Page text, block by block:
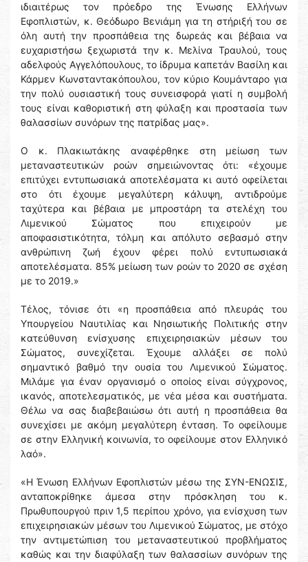
ιδιαιτέρως τον πρόεδρο της Ένωσης Ελλήνων
Εφοπλιστών, κ. Θεόδωρο Βενιάμη για τη στήριξή του σε
όλη αυτή την προσπάθεια της δωρεάς και βέβαια να
ευχαριστήσω ξεχωριστά την κ. Μελίνα Τραυλού, τους
αδελφούς Αγγελόπουλους, το ίδρυμα καπετάν Βασίλη και
Κάρμεν Κωνσταντακόπουλου, τον κύριο Κουμάνταρο για
την πολύ ουσιαστική τους συνεισφορά γιατί η συμβολή
τους είναι καθοριστική στη φύλαξη και προστασία των
θαλασσίων συνόρων της πατρίδας μας».
Ο κ. Πλακιωτάκης αναφέρθηκε στη μείωση των
μεταναστευτικών ροών σημειώνοντας ότι: «έχουμε
επιτύχει εντυπωσιακά αποτελέσματα κι αυτό οφείλεται
στο ότι έχουμε μεγαλύτερη κάλυψη, αντιδρούμε
ταχύτερα και βέβαια με μπροστάρη τα στελέχη του
Λιμενικού Σώματος που επιχειρούν με
αποφασιστικότητα, τόλμη και απόλυτο σεβασμό στην
ανθρώπινη ζωή έχουν φέρει πολύ εντυπωσιακά
αποτελέσματα. 85% μείωση των ροών το 2020 σε σχέση
με το 2019.»
Τέλος, τόνισε ότι «η προσπάθεια από πλευράς του
Υπουργείου Ναυτιλίας και Νησιωτικής Πολιτικής στην
κατεύθυνση ενίσχυσης επιχειρησιακών μέσων του
Σώματος, συνεχίζεται. Έχουμε αλλάξει σε πολύ
σημαντικό βαθμό την ουσία του Λιμενικού Σώματος.
Μιλάμε για έναν οργανισμό ο οποίος είναι σύγχρονος,
ικανός, αποτελεσματικός, με νέα μέσα και συστήματα.
Θέλω να σας διαβεβαιώσω ότι αυτή η προσπάθεια θα
συνεχίσει με ακόμη μεγαλύτερη ένταση. Το οφείλουμε
σε στην Ελληνική κοινωνία, το οφείλουμε στον Ελληνικό
λαό».
«Η Ένωση Ελλήνων Εφοπλιστών μέσω της ΣΥΝ-ΕΝΩΣΙΣ,
ανταποκρίθηκε άμεσα στην πρόσκληση του κ.
Πρωθυπουργού πριν 1,5 περίπου χρόνο, για ενίσχυση των
επιχειρησιακών μέσων του Λιμενικού Σώματος, με στόχο
την αντιμετώπιση του μεταναστευτικού προβλήματος
καθώς και την διαφύλαξη των θαλασσίων συνόρων της